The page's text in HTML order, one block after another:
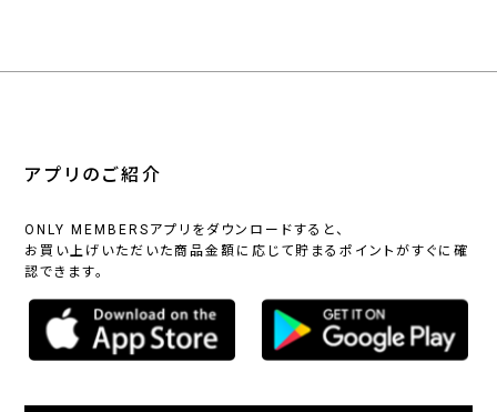
アプリのご紹介
ONLY MEMBERSアプリをダウンロードすると、
お買い上げいただいた商品金額に応じて貯まるポイントがすぐに確
認できます。